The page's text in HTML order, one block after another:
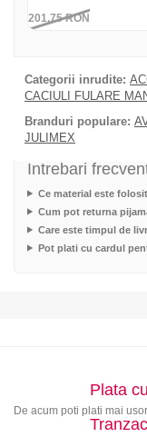
201,75RON
Categorii inrudite:
CACIULI FULARE
Branduri populare:
JULIMEX
Intrebari
Ce material este
Cum pot returna
Care este timpul de
Pot plati cu cardul
Plata
De acum poti plati mai usor